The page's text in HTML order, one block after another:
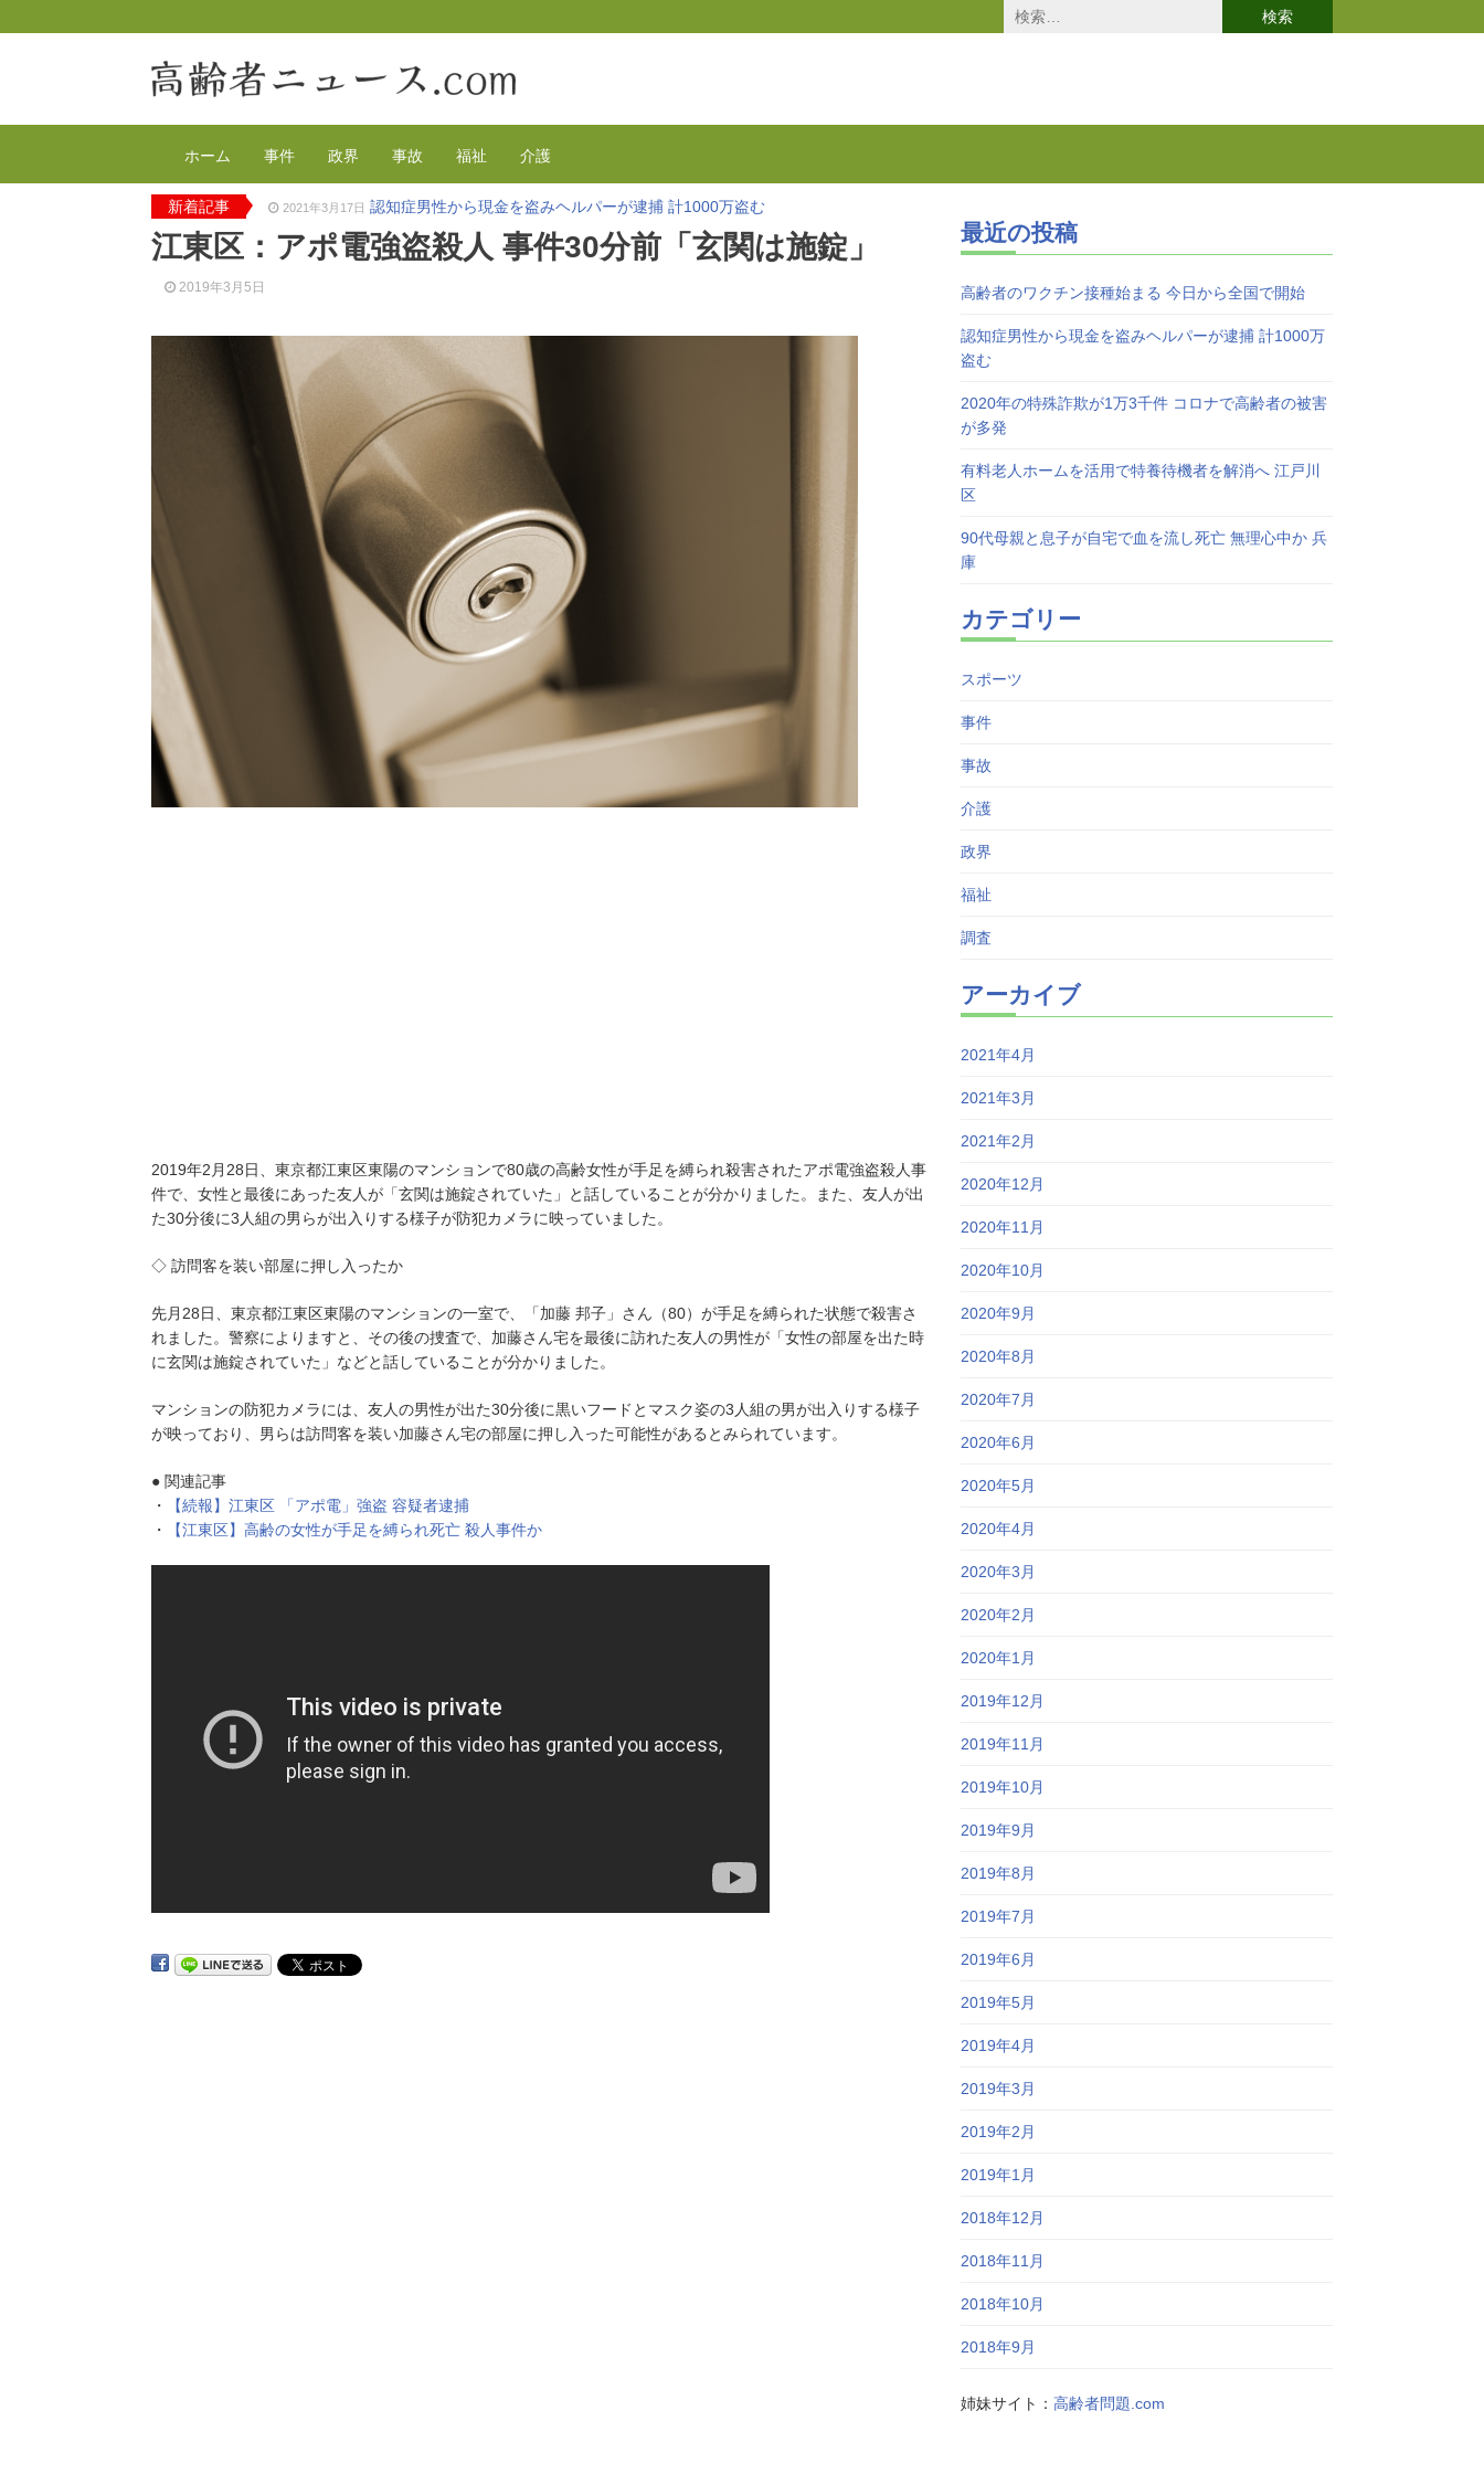
検
索:
ホーム 事件 政界 事故 福祉 介護
新着記事 2021年3月17日 認知症男性から現金を盗みヘルパーが逮捕 計1000万盗む
2021年2月4日 2020年の特殊詐欺が1万3千件 コロナで高齢者の被害が多発
2020年12月14日 有料老人ホームを活用で特養待機者を解消へ 江戸川区
2021年4月12日 高齢者のワクチン接種始まる 今日から全国で開始
江東区：アポ電強盗殺人 事件30分前「玄関は施錠」
2019年3月5日
2019年2月28日、東京都江東区東陽のマンションで80歳の高齢女性が手足を縛られ殺害されたアポ電強盗殺人事
件で、女性と最後にあった友人が「玄関は施錠されていた」と話していることが分かりました。また、友人が出
た30分後に3人組の男らが出入りする様子が防犯カメラに映っていました。
◇ 訪問客を装い部屋に押し入ったか
先月28日、東京都江東区東陽のマンションの一室で、「加藤 邦子」さん（80）が手足を縛られた状態で殺害さ
れました。警察によりますと、その後の捜査で、加藤さん宅を最後に訪れた友人の男性が「女性の部屋を出た時
に玄関は施錠されていた」などと話していることが分かりました。
マンションの防犯カメラには、友人の男性が出た30分後に黒いフードとマスク姿の3人組の男が出入りする様子
が映っており、男らは訪問客を装い加藤さん宅の部屋に押し入った可能性があるとみられています。
● 関連記事
・
【続報】江東区 「アポ電」強盗 容疑者逮捕
・
【江東区】高齢の女性が手足を縛られ死亡 殺人事件か
最近の投稿
高齢者のワクチン接種始まる 今日から全国で開始
認知症男性から現金を盗みヘルパーが逮捕 計1000万
盗む
2020年の特殊詐欺が1万3千件 コロナで高齢者の被害
が多発
有料老人ホームを活用で特養待機者を解消へ 江戸川
区
90代母親と息子が自宅で血を流し死亡 無理心中か 兵
庫
カテゴリー
スポーツ
事件
事故
介護
政界
福祉
調査
アーカイブ
2021年4月
2021年3月
2021年2月
2020年12月
2020年11月
2020年10月
2020年9月
2020年8月
2020年7月
2020年6月
2020年5月
2020年4月
2020年3月
2020年2月
2020年1月
2019年12月
2019年11月
2019年10月
2019年9月
2019年8月
2019年7月
2019年6月
2019年5月
2019年4月
2019年3月
2019年2月
2019年1月
2018年12月
2018年11月
2018年10月
2018年9月
姉妹サイト：高齢者問題.com